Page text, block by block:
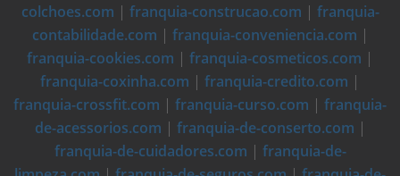
colchoes.com | franquia-construcao.com | franquia-
contabilidade.com | franquia-conveniencia.com |
franquia-cookies.com | franquia-cosmeticos.com |
franquia-coxinha.com | franquia-credito.com |
franquia-crossfit.com | franquia-curso.com | franquia-
de-acessorios.com | franquia-de-conserto.com |
franquia-de-cuidadores.com | franquia-de-